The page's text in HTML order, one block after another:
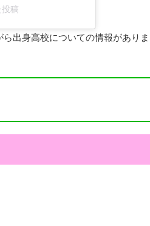
稿
出身高校についての情報がありま